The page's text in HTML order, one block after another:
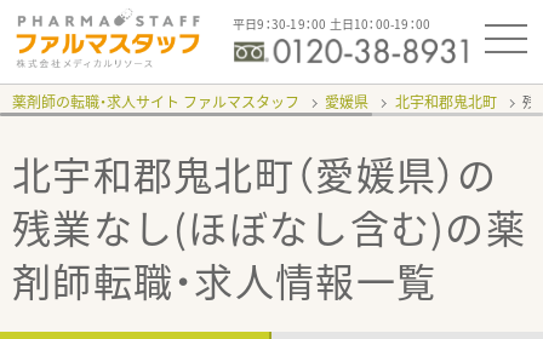
平日9：30-19：00 土日10：00-19：00
薬剤師の転職・求人サイト ファルマスタッフ 愛媛県 北宇和郡鬼北町 残
北宇和郡鬼北町（愛媛県）の
残業なし(ほぼなし含む)の薬
剤師転職・求人情報一覧